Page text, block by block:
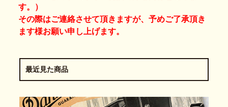
す。）
その際はご連絡させて頂きますが、予めご了承頂き
ます様お願い申し上げます。
最近見た商品